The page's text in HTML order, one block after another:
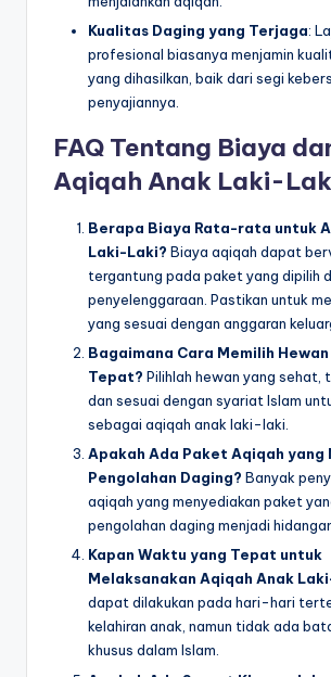
Kualitas Daging yang Terjaga:
profesional biasanya menjamin
yang dihasilkan, baik dari segi
penyajiannya.
FAQ Tentang Biaya
Aqiqah Anak Laki-
Berapa Biaya Rata-rata untuk
Laki-Laki? Biaya aqiqah dapat
tergantung pada paket yang dipilih
penyelenggaraan. Pastikan untuk
yang sesuai dengan anggaran
Bagaimana Cara Memilih
Tepat? Pilihlah hewan yang sehat,
dan sesuai dengan syariat Islam
sebagai aqiqah anak laki-laki.
Apakah Ada Paket Aqiqah yang
Pengolahan Daging? Banyak
aqiqah yang menyediakan paket
pengolahan daging menjadi
Kapan Waktu yang Tepat untuk
Melaksanakan Aqiqah Anak
dapat dilakukan pada hari-hari
kelahiran anak, namun tidak ada
khusus dalam Islam.